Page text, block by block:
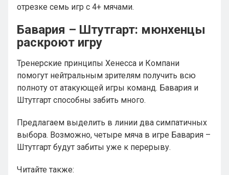
отрезке семь игр с 4+ мячами.
Бавария – Штутгарт: мюнхенцы
раскроют игру
Тренерские принципы Хенесса и Компани
помогут нейтральным зрителям получить всю
полноту от атакующей игры команд. Бавария и
Штутгарт способны забить много.
Предлагаем выделить в линии два симпатичных
выбора. Возможно, четыре мяча в игре Бавария –
Штутгарт будут забиты уже к перерыву.
Читайте также: